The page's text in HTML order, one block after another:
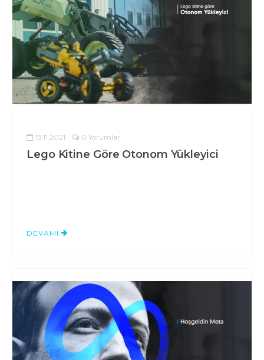
15.11.2021 0 Yorumlar
Lego Kitine Göre Otonom Yükleyici
DEVAMI